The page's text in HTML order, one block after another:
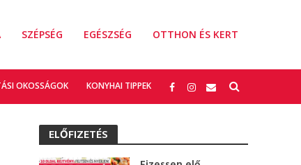
SZÉPSÉG EGÉSZSÉG OTTHON ÉS KERT
OKOSSÁGOK KONYHAI TIPPEK
ELŐFIZETÉS